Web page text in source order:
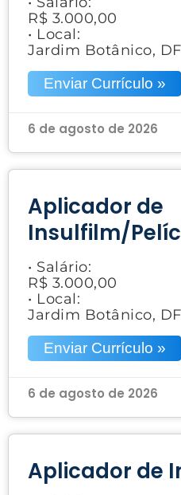
R$ 3.000,00
• Local:
Jardim Botânico, DF
Enviar Currículo »
6 de agosto de 2026
Aplicador de
Insulfilm/
• Salário:
R$ 3.000,00
• Local:
Jardim Botânico, DF
Enviar Currículo »
6 de agosto de 2026
Aplicador de